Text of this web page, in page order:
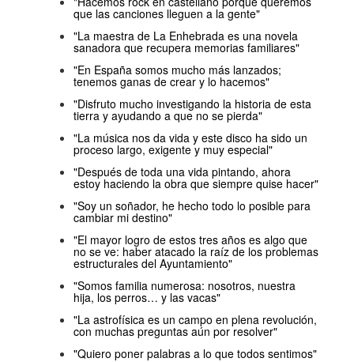
que las canciones lleguen a la gente"
"La maestra de La Enhebrada es una novela
sanadora que recupera memorias familiares"
"En España somos mucho más lanzados;
tenemos ganas de crear y lo hacemos"
"Disfruto mucho investigando la historia de esta
tierra y ayudando a que no se pierda"
"La música nos da vida y este disco ha sido un
proceso largo, exigente y muy especial"
"Después de toda una vida pintando, ahora
estoy haciendo la obra que siempre quise hacer"
"Soy un soñador, he hecho todo lo posible para
cambiar mi destino"
"El mayor logro de estos tres años es algo que
no se ve: haber atacado la raíz de los problemas
estructurales del Ayuntamiento"
"Somos familia numerosa: nosotros, nuestra
hija, los perros… y las vacas"
"La astrofísica es un campo en plena revolución,
con muchas preguntas aún por resolver"
"Quiero poner palabras a lo que todos sentimos"